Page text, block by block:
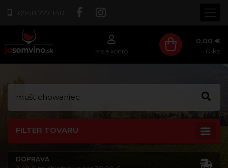
0948 777 140
Moje konto
0.00 €
0 ks
FILTER TOVARU
DOPRAVA